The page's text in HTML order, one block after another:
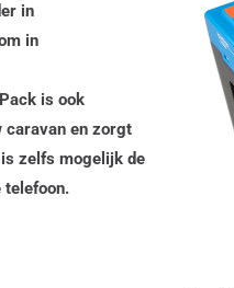
in
in
is ook
caravan en zorgt
zelfs mogelijk de
telefoon.